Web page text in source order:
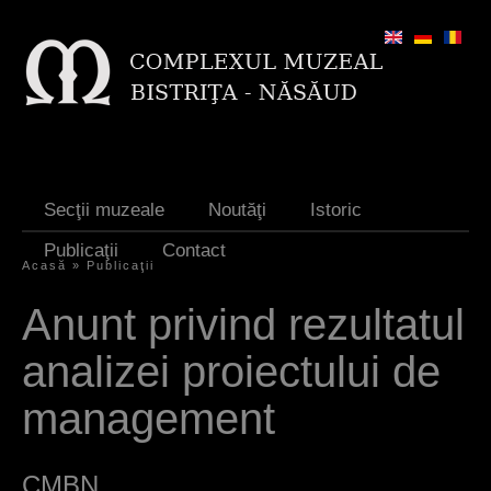
Secţii muzeale Noutăţi
Istoric
Publicaţii
Contact
ş
t
i
a
i
Acasă » Publicaţii
Anunt privind rezultatul
analizei proiectului de
management
CMBN